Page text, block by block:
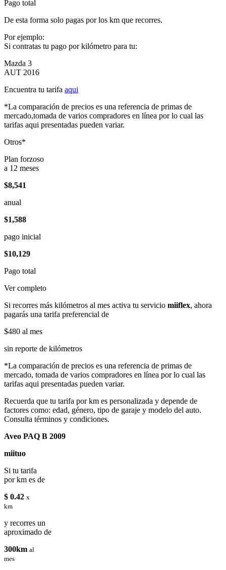
Pago total
De esta forma solo pagas por los km que recorres.
Por ejemplo:
Si contratas tu pago por kilómetro para tu:
Mazda 3
AUT 2016
Encuentra tu tarifa aqui
*La comparación de precios es una referencia de primas de
mercado,tomada de varios compradores en línea por lo cual las
tarifas aqui presentadas pueden variar.
Otros*
Plan forzoso
a 12 meses
$8,541
anual
$1,588
pago inicial
$10,129
Pago total
Ver completo
Si recorres más kilómetros al mes activa tu servicio miiflex, ahora
pagarás una tarifa preferencial de
$480 al mes
sin reporte de kilómetros
*La comparación de precios es una referencia de primas de
mercado, tomada de varios compradores en línea por lo cual las
tarifas aqui presentadas pueden variar.
Recuerda que tu tarifa por km es personalizada y depende de
factores como: edad, género, tipo de garaje y modelo del auto.
Consulta términos y condiciones.
Aveo PAQ B 2009
miituo
Si tu tarifa
por km es de
$ 0.42 x
km
y recorres un
aproximado de
300km al
mes